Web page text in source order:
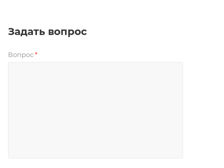
Задать вопрос
Вопрос *